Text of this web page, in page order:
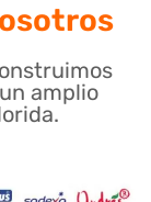
amplio